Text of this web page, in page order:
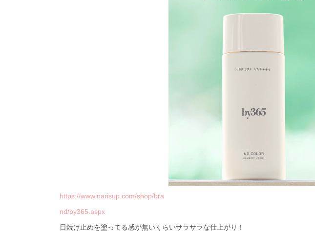
https://www.narisup.com/shop/bra
nd/by365.aspx
日焼け止めを塗ってる感が無いくらいサラサラな仕上がり！